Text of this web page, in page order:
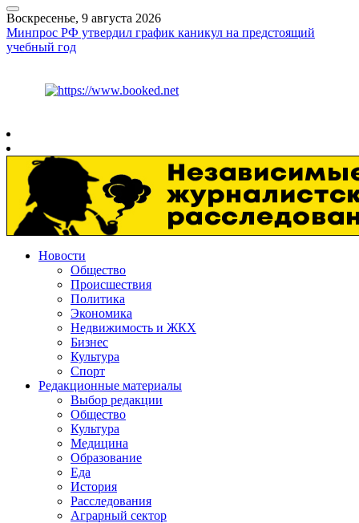
Воскресенье, 9 августа 2026
Минпрос РФ утвердил график каникул на предстоящий
учебный год
Новости
Общество
Происшествия
Политика
Экономика
Недвижимость и ЖКХ
Бизнес
Культура
Спорт
Редакционные материалы
Выбор редакции
Общество
Культура
Медицина
Образование
Еда
История
Расследования
Аграрный сектор